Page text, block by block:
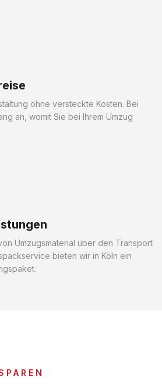
ohne versteckte Kosten. Bei
an, womit Sie bei Ihrem Umzug
Umzugsmaterial über den Transport
bieten wir in Köln ein